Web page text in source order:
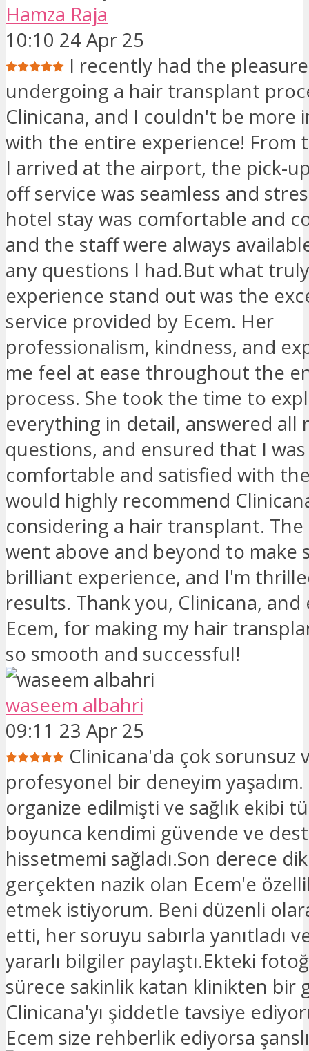
Hamza Raja
10:10 24 Apr 25
I recently had the
undergoing a hair transplant
Clinicana, and I couldn't be more
with the entire experience! From
I arrived at the airport, the pick-
off service was seamless and
hotel stay was comfortable and
and the staff were always
any questions I had.But what
experience stand out was the
service provided by Ecem. Her
professionalism, kindness, and
me feel at ease throughout the
process. She took the time to
everything in detail, answered all
questions, and ensured that I was
comfortable and satisfied with
would highly recommend
considering a hair transplant.
went above and beyond to make
brilliant experience, and I'm
results. Thank you, Clinicana, and
Ecem, for making my hair
so smooth and successful!
waseem albahri
09:11 23 Apr 25
Clinicana'da çok sorunsuz
profesyonel bir deneyim
organize edilmişti ve sağlık ekibi
boyunca kendimi güvende ve
hissetmemi sağladı.Son derece
gerçekten nazik olan Ecem'e
etmek istiyorum. Beni düzenli
etti, her soruyu sabırla yanıtladı
yararlı bilgiler paylaştı.Ekteki
sürece sakinlik katan klinikten bir
Clinicana'yı şiddetle tavsiye
Ecem size rehberlik ediyorsa